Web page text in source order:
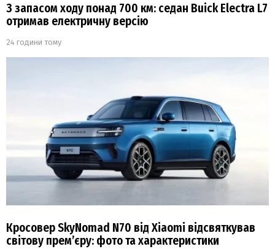
З запасом ходу понад 700 км: седан Buick Electra L7
отримав електричну версію
24 години тому
Кросовер SkyNomad N70 від Xiaomi відсвяткував
світову прем’єру: фото та характеристики